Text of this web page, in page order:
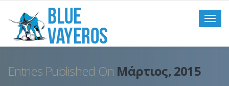
Toggle
Entries Published On Μάρτιος, 2015